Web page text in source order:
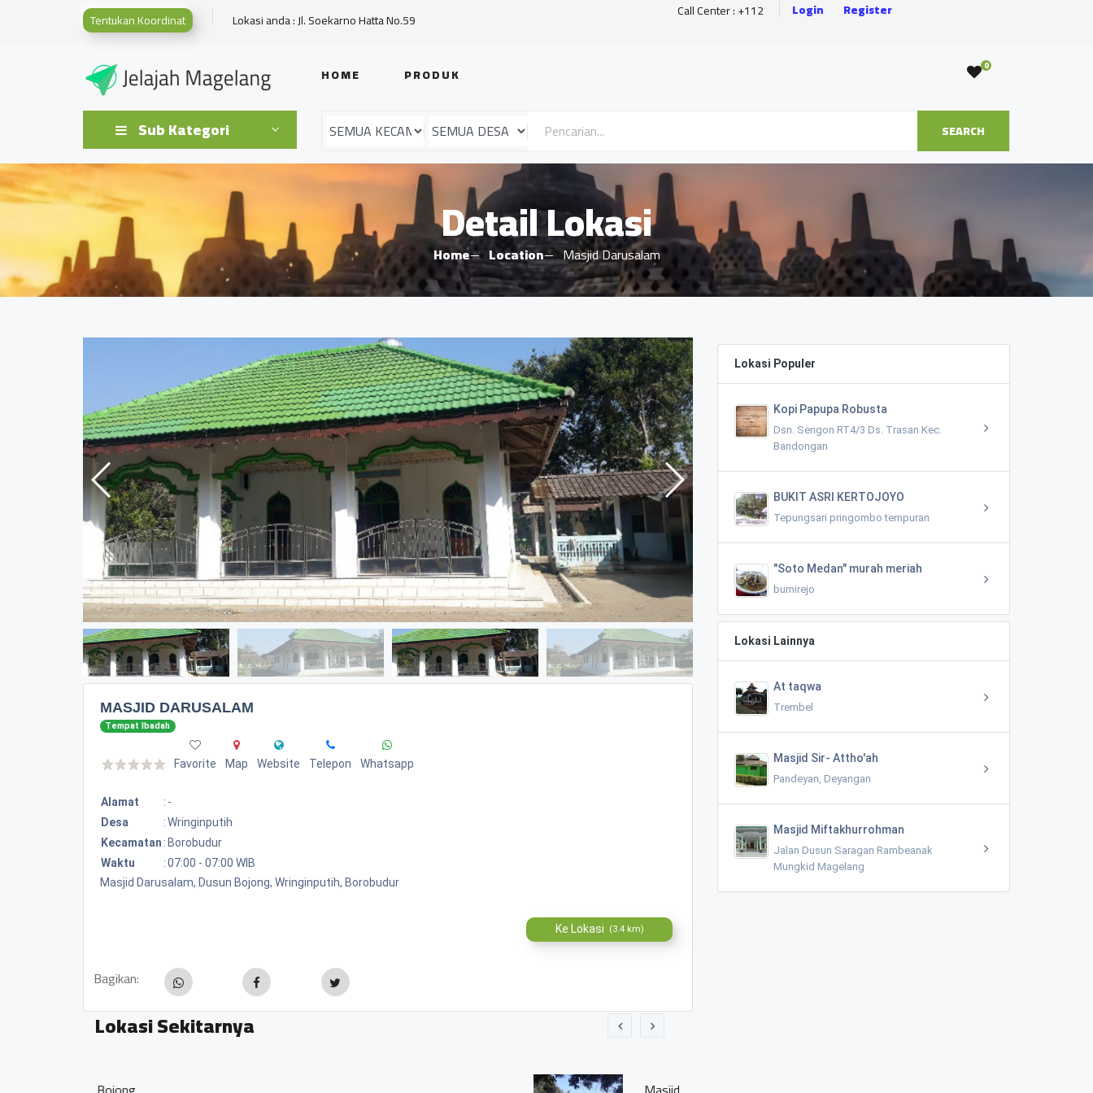
Tentukan Koordinat Lokasi anda : Jl. Soekarno Hatta No.59 Call Center : +112 Login Register
HOME PRODUK 0
Sub Kategori SEARCH
Detail Lokasi
Home Location Masjid Darusalam
MASJID DARUSALAM
Tempat Ibadah
Favorite Map Website Telepon Whatsapp
Alamat : -
Desa
:Wringinputih
Kecamatan : Borobudur
Waktu
:07:00 - 07:00 WIB
Masjid Darusalam, Dusun Bojong, Wringinputih, Borobudur
Ke Lokasi (3.4 km)
Bagikan:
Lokasi Sekitarnya
Lokasi Populer
Kopi Papupa Robusta
Dsn. Sengon RT4/3 Ds. Trasan Kec.
Bandongan
BUKIT ASRI KERTOJOYO
Tepungsari pringombo tempuran
"Soto Medan" murah meriah
bumirejo
Lokasi Lainnya
At taqwa
Trembel
Masjid Sir- Attho'ah
Pandeyan, Deyangan
Masjid Miftakhurrohman
Jalan Dusun Saragan Rambeanak
Mungkid Magelang